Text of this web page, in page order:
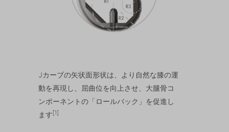
Jカーブの矢状面形状は、より自然な膝の運
動を再現し、屈曲位を向上させ、大腿骨コ
ンポーネントの「ロールバック」を促進し
ます[1]